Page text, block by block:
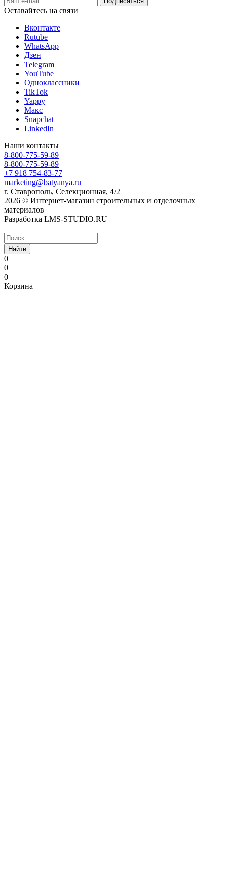
Оставайтесь на связи
Вконтакте
Rutube
WhatsApp
Дзен
Telegram
YouTube
Одноклассники
TikTok
Yappy
Макс
Snapchat
LinkedIn
Наши контакты
8-800-775-59-89
8-800-775-59-89
+7 918 754-83-77
marketing@batyanya.ru
г. Ставрополь, Селекционная, 4/2
2026 © Интернет-магазин строительных и отделочных
материалов
Разработка LMS-STUDIO.RU
Найти
0
0
0
Корзина